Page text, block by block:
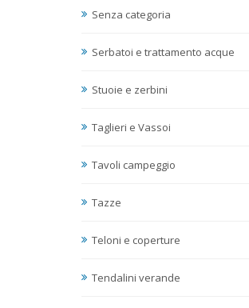
Senza categoria
Serbatoi e trattamento acque
Stuoie e zerbini
Taglieri e Vassoi
Tavoli campeggio
Tazze
Teloni e coperture
Tendalini verande